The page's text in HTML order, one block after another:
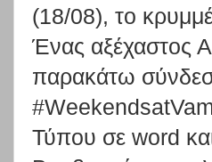
(18/08), το
Ένας αξέχαστος
παρακάτω
Τύπου σε word